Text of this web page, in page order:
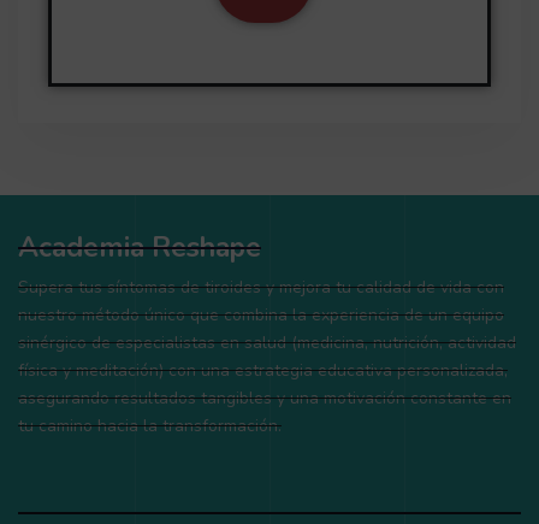
Academia Reshape
Supera tus síntomas de tiroides y mejora tu calidad de vida con
nuestro método único que combina la experiencia de un equipo
sinérgico de especialistas en salud (medicina, nutrición, actividad
física y meditación) con una estrategia educativa personalizada,
asegurando resultados tangibles y una motivación constante en
tu camino hacia la transformación.